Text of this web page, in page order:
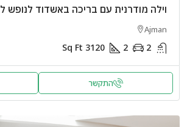
וילה מודרנית עם בריכה באשדוד לנופש ל30 איש
Ajman
2
2
3120
Sq Ft
התקשר